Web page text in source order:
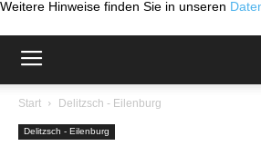
Weitere Hinweise finden Sie in unseren
Start Delitzsch - Eilenburg
Delitzsch - Eilenburg